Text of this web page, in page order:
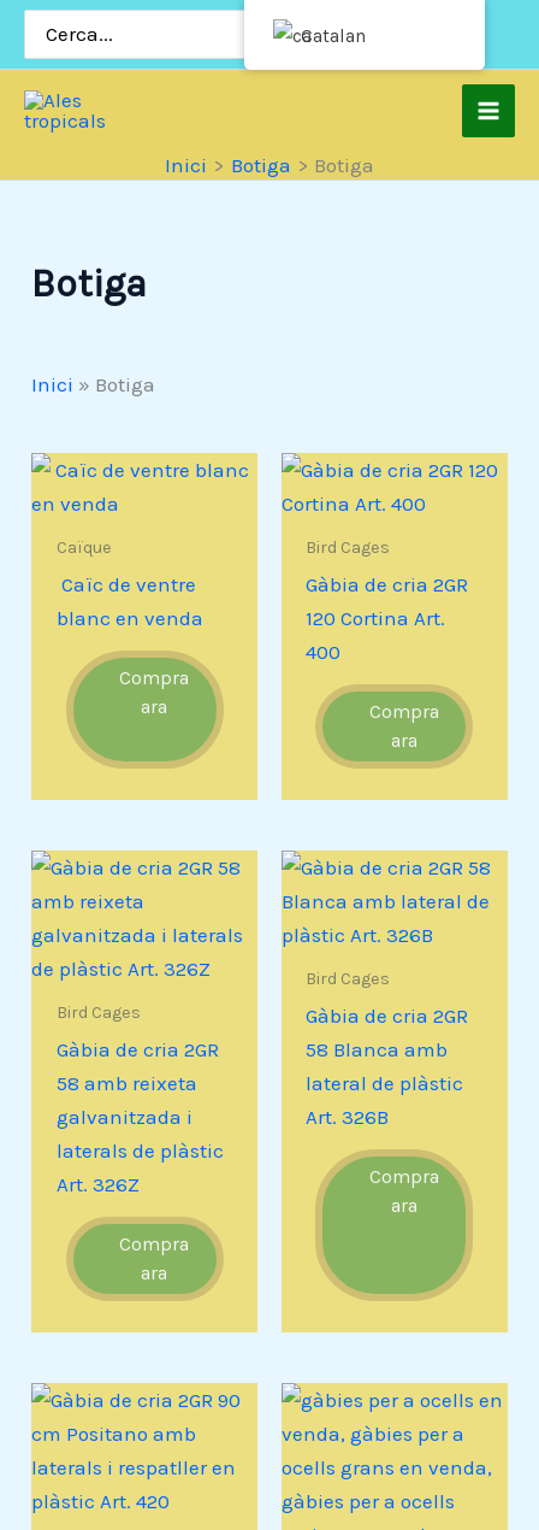
Salta
Inici Botiga Botiga
Botiga
Inici » Botiga
Caïque
Caïc de ventre
blanc en venda
Compra
ara
Bird Cages
Gàbia de cria 2GR
120 Cortina Art.
400
Compra
ara
Bird Cages
Gàbia de cria 2GR
58 amb reixeta
galvanitzada i
laterals de plàstic
Art. 326Z
Compra
ara
Bird Cages
Gàbia de cria 2GR
58 Blanca amb
lateral de plàstic
Art. 326B
Compra
ara
Catalan